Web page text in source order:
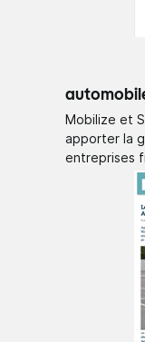
Mobilize et
apporter la
entreprises